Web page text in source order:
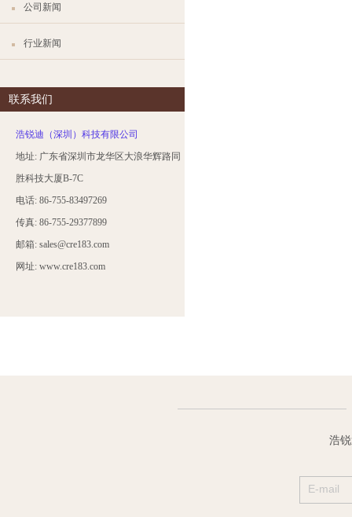
公司新闻
行业新闻
联系我们
浩锐迪（深圳）科技有限公司
地址: 广东省深圳市龙华区大浪华辉路同
胜科技大厦B-7C
电话: 86-755-83497269
传真: 86-755-29377899
邮箱: sales@cre183.com
网址: www.cre183.com
浩